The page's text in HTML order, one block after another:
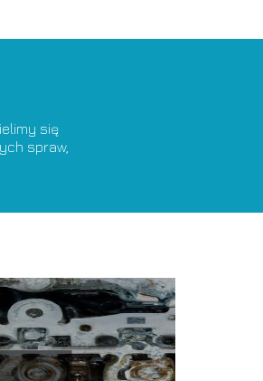
się
spraw,